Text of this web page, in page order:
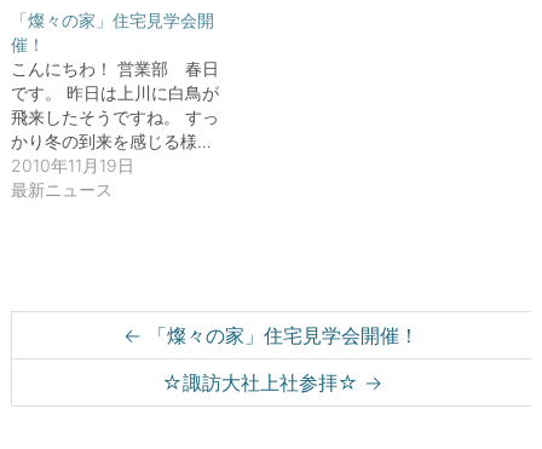
) ィ
ン
ウ
で
開
き
ま
す
)
「燦々の家」住宅見学会開
催！
こんにちわ！ 営業部 春日
です。 昨日は上川に白鳥が
飛来したそうですね。 すっ
かり冬の到来を感じる様…
2010年11月19日
最新ニュース
Post navigation
← 「燦々の家」住宅見学会開催！
☆諏訪大社上社参拝☆ →